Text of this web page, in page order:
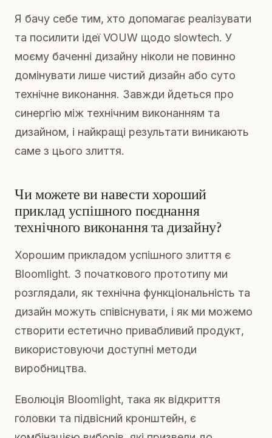
Я бачу себе тим, хто допомагає реалізувати
та посилити ідеї VOUW щодо slowtech. У
моєму баченні дизайну ніколи не повинно
домінувати лише чистий дизайн або суто
технічне виконання. Завжди йдеться про
синергію між технічним виконанням та
дизайном, і найкращі результати виникають
саме з цього злиття.
Чи можете ви навести хороший
приклад успішного поєднання
технічного виконання та дизайну?
Хорошим прикладом успішного злиття є
Bloomlight. З початкового прототипу ми
розглядали, як технічна функціональність та
дизайн можуть співіснувати, і як ми можемо
створити естетично привабливий продукт,
використовуючи доступні методи
виробництва.
Еволюція Bloomlight, така як відкриття
головки та підвісний кронштейн, є